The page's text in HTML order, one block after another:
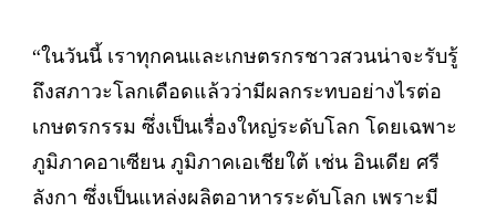
“ในวันนี้ เราทุกคนและเกษตรกรชาวสวนน่าจะรับรู้
ถึงสภาวะโลกเดือดแล้วว่ามีผลกระทบอย่างไรต่อ
เกษตรกรรม ซึ่งเป็นเรื่องใหญ่ระดับโลก โดยเฉพาะ
ภูมิภาคอาเซียน ภูมิภาคเอเชียใต้ เช่น อินเดีย ศรี
ลังกา ซึ่งเป็นแหล่งผลิตอาหารระดับโลก เพราะมี